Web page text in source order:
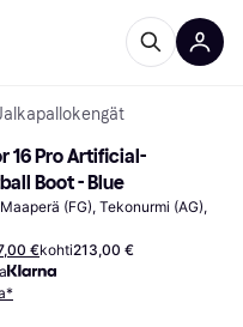
16 Pro Artificial-
Boot - Blue
(FG), Tekonurmi (AG),
€kohti213,00 €